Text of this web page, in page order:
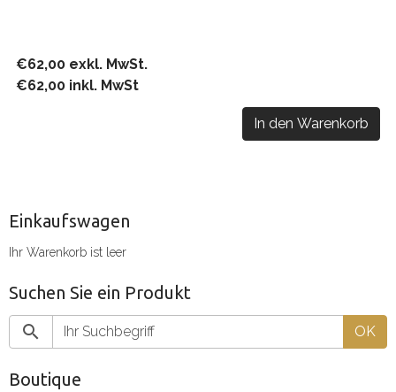
€62,00 exkl. MwSt.
€62,00 inkl. MwSt
In den Warenkorb
Einkaufswagen
Ihr Warenkorb ist leer
Suchen Sie ein Produkt
OK
Boutique